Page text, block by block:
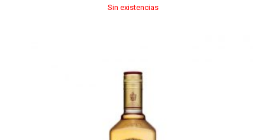
Sin existencias